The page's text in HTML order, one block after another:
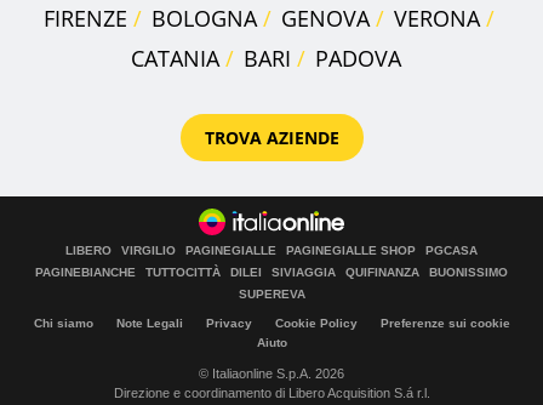
FIRENZE
BOLOGNA GENOVA
VERONA
CATANIA
BARI PADOVA
TROVA AZIENDE
LIBERO VIRGILIO PAGINEGIALLE PAGINEGIALLE SHOP
PGCASA
PAGINEBIANCHE
TUTTOCITTÀ DILEI SIVIAGGIA QUIFINANZA
BUONISSIMO
SUPEREVA
Chi siamo Note Legali Privacy Cookie Policy
Preferenze sui cookie
Aiuto
© Italiaonline S.p.A. 2026
Direzione e coordinamento di Libero Acquisition S.á r.l.